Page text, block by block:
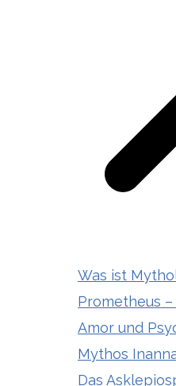
Was ist
Prometheus
Amor und
Mythos
Das